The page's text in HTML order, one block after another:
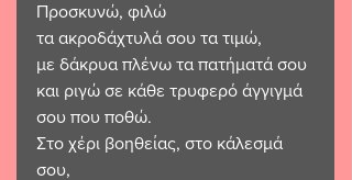
Προσκυνώ, φιλώ
τα ακροδάχτυλά σου τα τιμώ,
με δάκρυα πλένω τα πατήματά σου
και ριγώ σε κάθε τρυφερό άγγιγμά
σου που ποθώ.
Στο χέρι βοηθείας, στο κάλεσμά
σου,